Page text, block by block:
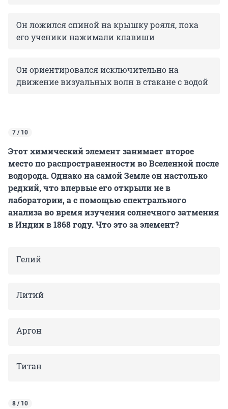
Он ложился спиной на крышку рояля, пока
его ученики нажимали клавиши
Он ориентировался исключительно на
движение визуальных волн в стакане с водой
7 / 10
Этот химический элемент занимает второе
место по распространенности во Вселенной после
водорода. Однако на самой Земле он настолько
редкий, что впервые его открыли не в
лаборатории, а с помощью спектрального
анализа во время изучения солнечного затмения
в Индии в 1868 году. Что это за элемент?
Гелий
Литий
Аргон
Титан
8 / 10